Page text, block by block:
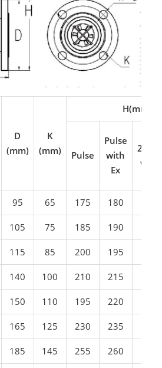
D
(mm)
K
(mm)
H(mm)
Pulse
Pulse
with
Ex
20mA
with
95 65 175 180
105 75 185 190
115 85 200 195
140 100 210 215
150 110 195 220
165 125 230 235
185 145 255 260